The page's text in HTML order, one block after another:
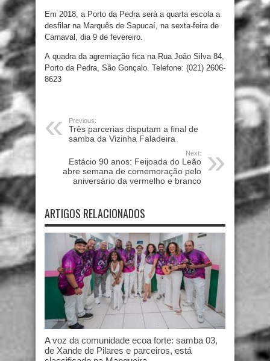
Em 2018, a Porto da Pedra será a quarta escola a
desfilar na Marquês de Sapucaí, na sexta-feira de
Carnaval, dia 9 de fevereiro.
A quadra da agremiação fica na Rua João Silva 84,
Porto da Pedra, São Gonçalo. Telefone: (021) 2606-
8623
Previous:
Três parcerias disputam a final de
samba da Vizinha Faladeira
Next:
Estácio 90 anos: Feijoada do Leão
abre semana de comemoração pelo
aniversário da vermelho e branco
ARTIGOS RELACIONADOS
A voz da comunidade ecoa forte: samba 03,
de Xande de Pilares e parceiros, está